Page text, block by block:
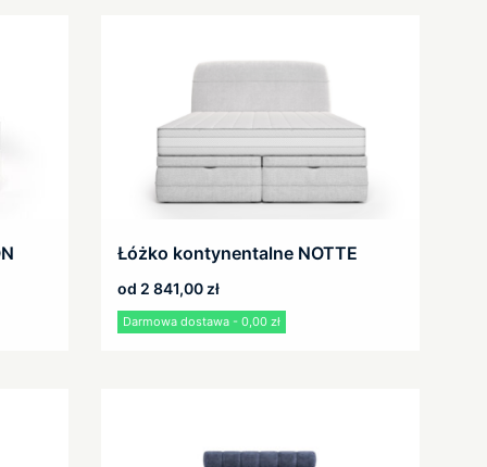
Łóżko kontynentalne NOTTE
od 2 841,00 zł
Darmowa dostawa - 0,00 zł